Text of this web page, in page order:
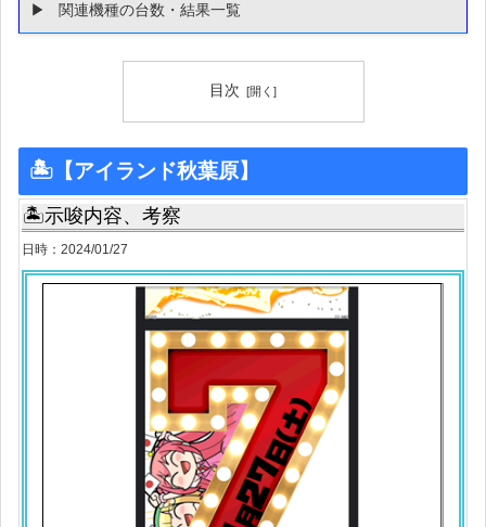
関連機種の台数・結果一覧
目次
🏝【アイランド秋葉原】
🏝示唆内容、考察
日時：2024/01/27